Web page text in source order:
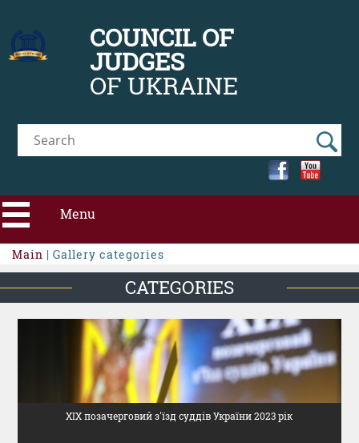
COUNCIL OF
JUDGES
OF UKRAINE
Menu
ABOUT CJU
DOCUMENTS
MATERIALS AND DESIGNS ORDERS AGENDAS OF
Main | Gallery сategories
CATEGORIES
ХІХ позачерговий з'їзд суддів України 2023 рік